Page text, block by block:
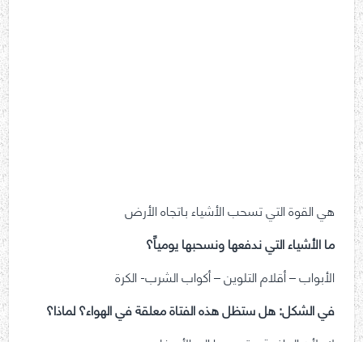
هي القوة التي تسحب الأشياء باتجاه الأرض
ما الأشياء التي ندفعها ونسحبها يومياً؟
الأبواب – أقلام التلوين – أكواب الشرب- الكرة
في الشكل: هل ستظل هذه الفتاة معلقة في الهواء؟ لماذا؟